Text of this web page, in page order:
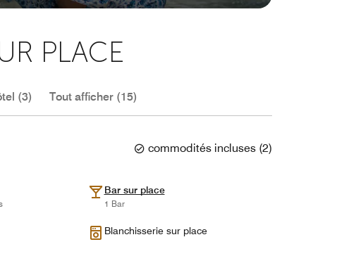
PLACE
(3) Tout afficher (15)
commodités incluses (2)
Bar sur place
1 Bar
Blanchisserie sur place